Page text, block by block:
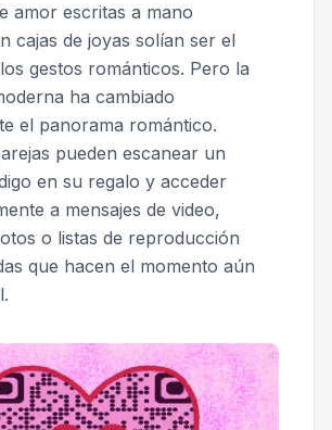
amor escritas a mano
cajas de joyas solían ser el
gestos románticos. Pero la
ha cambiado
el panorama romántico.
pueden escanear un
en su regalo y acceder
a mensajes de video,
o listas de reproducción
que hacen el momento aún